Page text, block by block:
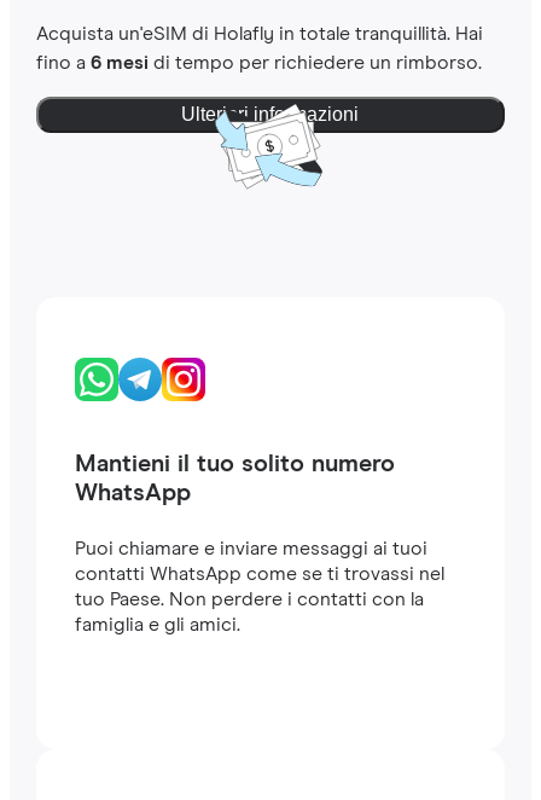
Acquista un'eSIM di Holafly in totale tranquillità. Hai
fino a 6 mesi di tempo per richiedere un rimborso.
Ulteriori informazioni
Mantieni il tuo solito numero
WhatsApp
Puoi chiamare e inviare messaggi ai tuoi
contatti WhatsApp come se ti trovassi nel
tuo Paese. Non perdere i contatti con la
famiglia e gli amici.